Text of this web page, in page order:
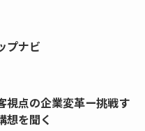
プナビ
視点の企業変革ー挑戦す
想を聞く